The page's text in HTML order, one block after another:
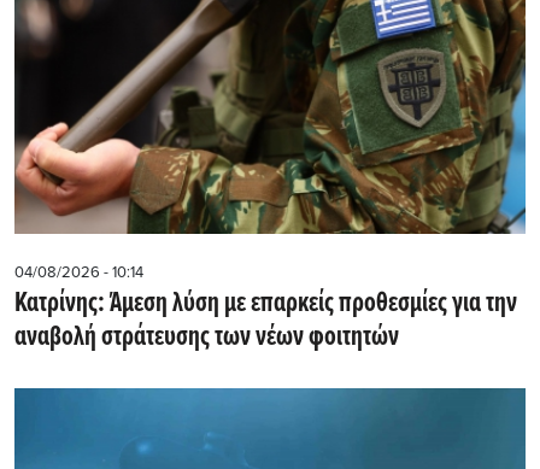
04/08/2026 - 10:14
Κατρίνης: Άμεση λύση με επαρκείς προθεσμίες για την
αναβολή στράτευσης των νέων φοιτητών